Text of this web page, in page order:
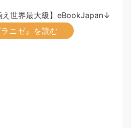
世界最大級】eBookJapan↓
ラニゼ』を読む